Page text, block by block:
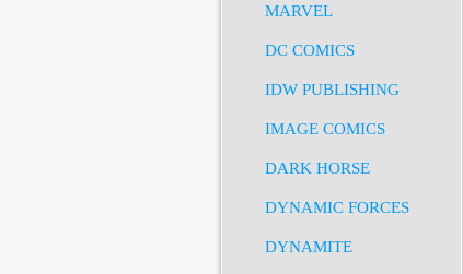
MARVEL
DC COMICS
IDW PUBLISHING
IMAGE COMICS
DARK HORSE
DYNAMIC FORCES
DYNAMITE